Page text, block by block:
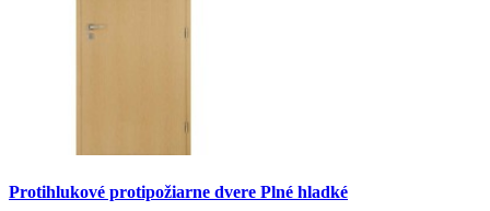
Protihlukové protipožiarne dvere Plné hladké